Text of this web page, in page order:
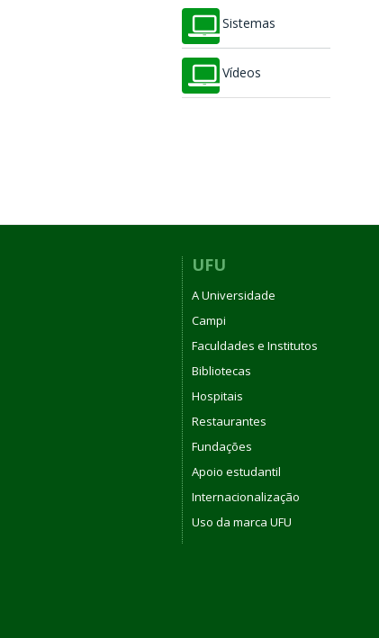
Sistemas
Vídeos
UFU
A Universidade
Campi
Faculdades e Institutos
Bibliotecas
Hospitais
Restaurantes
Fundações
Apoio estudantil
Internacionalização
Uso da marca UFU